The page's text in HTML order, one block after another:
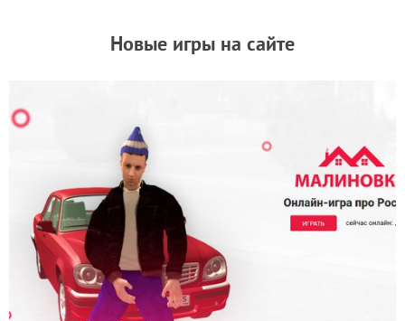
Новые игры на сайте